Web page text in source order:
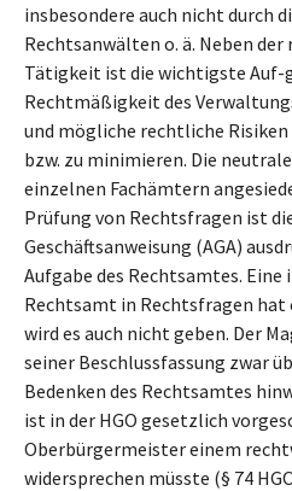
insbesondere auch nicht durch
Rechtsanwälten o. ä. Neben
Tätigkeit ist die wichtigste Auf-
Rechtmäßigkeit des
und mögliche rechtliche
bzw. zu minimieren. Die
einzelnen Fachämtern
Prüfung von Rechtsfragen ist
Geschäftsanweisung (AGA)
Aufgabe des Rechtsamtes.
Rechtsamt in Rechtsfragen hat
wird es auch nicht geben. Der
seiner Beschlussfassung zwar
Bedenken des Rechtsamtes
ist in der HGO gesetzlich
Oberbürgermeister einem
widersprechen müsste (§ 74